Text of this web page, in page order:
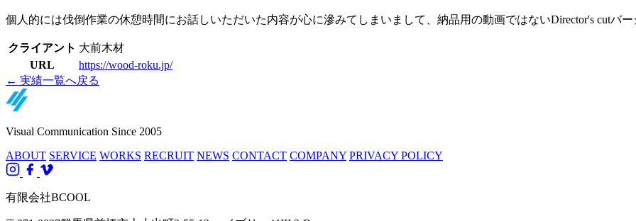
個人的には伐倒作業の休憩時間にお話しいただいた内容が心に滲みてしまいまして、納品用の動画ではないDirector's cutバ
クライアント 大前木材
URL
https://wood-roku.jp/
← 実績一覧へ戻る
Visual Communication Since 2005
ABOUT SERVICE WORKS RECRUIT NEWS CONTACT COMPANY PRIVACY POLICY
有限会社BCOOL